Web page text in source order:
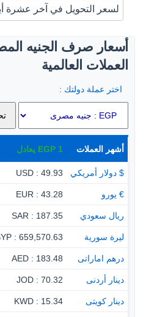
لسعر التحويل في آخر عشرة
أسعار صرف الجنيه
العملات العالمية
اختر عملة دولتك :
أشهر العملات 1
EGP يعادل
$ دولار أمريكي 49.93 : USD
€ يورو 43.28 : EUR
ريال سعودي 187.35 : SAR
ليرة سورية 659,570.63 : SYP
درهم اماراتى 183.48 : AED
دينار أردنى 70.32 : JOD
دينار كويتى 15.34 : KWD